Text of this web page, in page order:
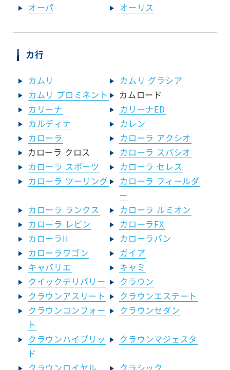
オーパ
オーリス
カ行
カムリ
カムリ グラシア
カムリ プロミネント
カムロード
カリーナ
カリーナED
カルディナ
カレン
カローラ
カローラ アクシオ
カローラ クロス
カローラ スパシオ
カローラ スポーツ
カローラ セレス
カローラ ツーリング
カローラ フィールダ
ー
カローラ ランクス
カローラ ルミオン
カローラ レビン
カローラFX
カローラII
カローラバン
カローラワゴン
ガイア
キャバリエ
キャミ
クイックデリバリー
クラウン
クラウンアスリート
クラウンエステート
クラウンコンフォー
ト
クラウンセダン
クラウンハイブリッ
ド
クラウンマジェスタ
クラウンロイヤル クラシック